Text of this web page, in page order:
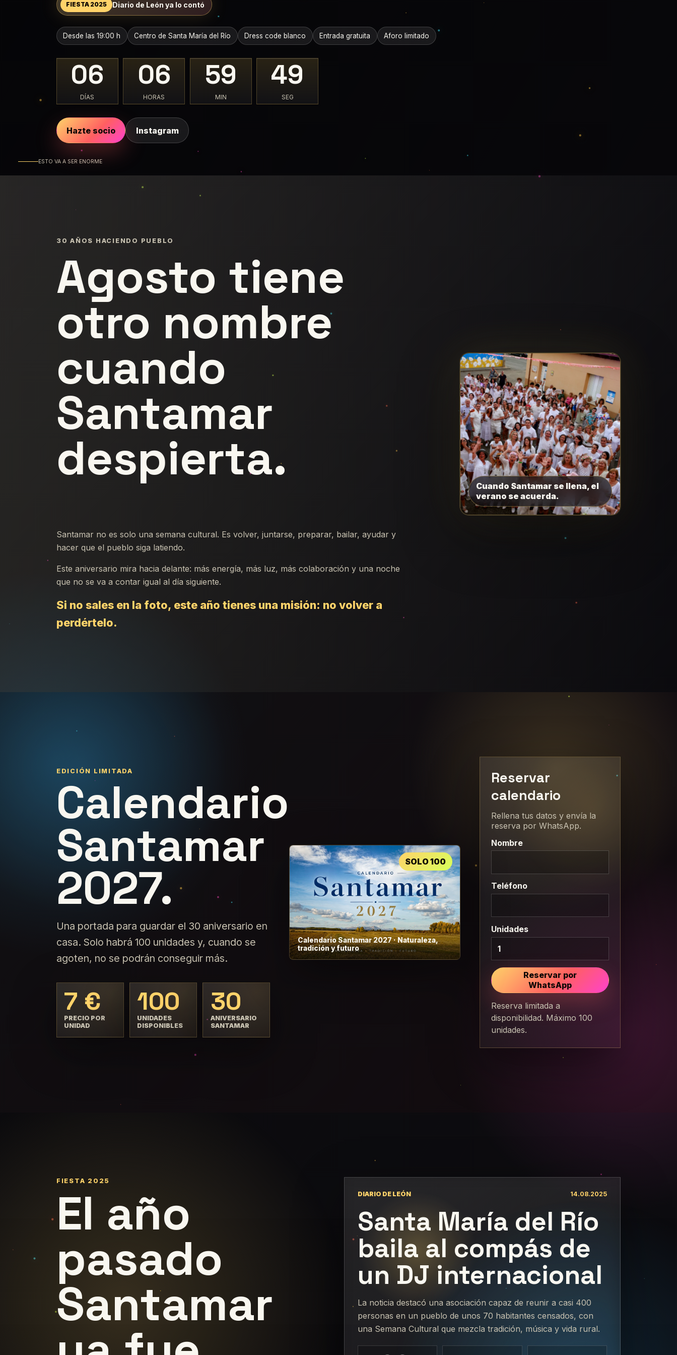
FIESTA 2025 Diario de León ya lo contó
Desde las 19:00 h Centro de Santa María del Río Dress code blanco Entrada gratuita Aforo limitado
06
DÍAS
06
HORAS
59
MIN
47
SEG
Hazte socio Instagram
ESTO VA A SER ENORME
30 AÑOS HACIENDO PUEBLO
Agosto tiene
otro nombre
cuando
Santamar
despierta.
Santamar no es solo una semana cultural. Es volver, juntarse, preparar, bailar, ayudar y
hacer que el pueblo siga latiendo.
Este aniversario mira hacia delante: más energía, más luz, más colaboración y una noche
que no se va a contar igual al día siguiente.
Si no sales en la foto, este año tienes una misión: no volver a
perdértelo.
Cuando Santamar se llena, el
verano se acuerda.
EDICIÓN LIMITADA
Calendario
Santamar
2027.
Una portada para guardar el 30 aniversario en
casa. Solo habrá 100 unidades y, cuando se
agoten, no se podrán conseguir más.
7 €
PRECIO POR
UNIDAD
100
UNIDADES
DISPONIBLES
30
ANIVERSARIO
SANTAMAR
Calendario Santamar 2027 · Naturaleza,
tradición y futuro
Reservar
calendario
Rellena tus datos y envía la
reserva por WhatsApp.
Nombre
Teléfono
Unidades
Reservar por
WhatsApp
Reserva limitada a
disponibilidad. Máximo 100
unidades.
FIESTA 2025
El año
pasado
Santamar
DIARIO DE LEÓN 14.08.2025
Santa María del Río
baila al compás de
un DJ internacional
La noticia destacó una asociación capaz de reunir a casi 400
personas en un pueblo de unos 70 habitantes censados, con
una Semana Cultural que mezcla tradición, música y vida rural.